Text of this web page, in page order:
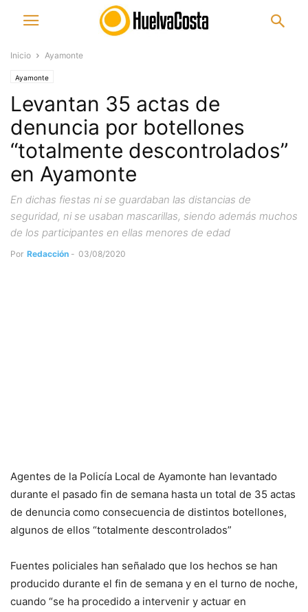
Inicio Ayamonte
Ayamonte
Levantan 35 actas de
denuncia por botellones
“totalmente descontrolados”
en Ayamonte
En dichas fiestas ni se guardaban las distancias de
seguridad, ni se usaban mascarillas, siendo además muchos
de los participantes en ellas menores de edad
Por Redacción - 03/08/2020
Agentes de la Policía Local de Ayamonte han levantado
durante el pasado fin de semana hasta un total de 35 actas
de denuncia como consecuencia de distintos botellones,
algunos de ellos “totalmente descontrolados”
Fuentes policiales han señalado que los hechos se han
producido durante el fin de semana y en el turno de noche,
cuando “se ha procedido a intervenir y actuar en